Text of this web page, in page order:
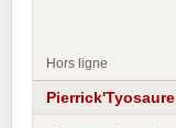
Hors ligne
Pierrick'Tyosaure